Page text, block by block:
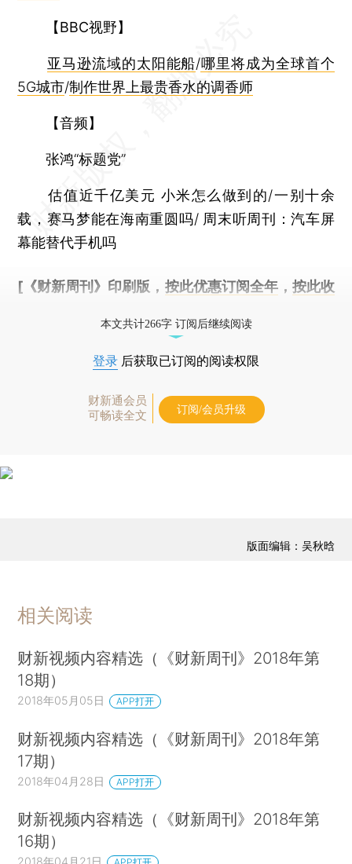
【BBC视野】
亚马逊流域的太阳能船/哪里将成为全球首个
5G城市/制作世界上最贵香水的调香师
【音频】
张鸿“标题党”
估值近千亿美元 小米怎么做到的/一别十余
载，赛马梦能在海南重圆吗/ 周末听周刊：汽车屏
幕能替代手机吗
[《财新周刊》印刷版， 按此优惠订阅全年， 按此收
本文共计266字 订阅后继续阅读
登录 后获取已订阅的阅读权限
财新通会员
可畅读全文
订阅/会员升级
版面编辑：吴秋晗
相关阅读
财新视频内容精选（《财新周刊》2018年第
18期）
2018年05月05日 APP打开
财新视频内容精选（《财新周刊》2018年第
17期）
2018年04月28日 APP打开
财新视频内容精选（《财新周刊》2018年第
16期）